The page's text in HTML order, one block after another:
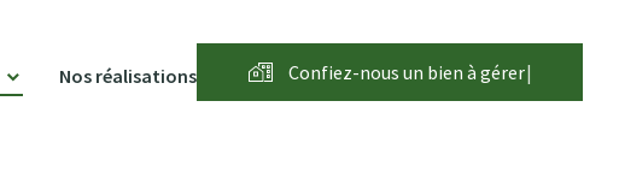
Nos réalisations Confiez-nous un bien à gérer|